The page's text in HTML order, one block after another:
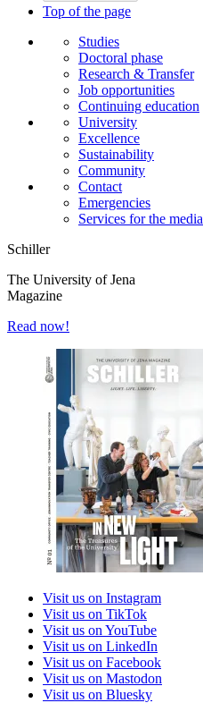
Top of the page
Studies
Doctoral phase
Research & Transfer
Job opportunities
Continuing education
University
Excellence
Sustainability
Community
Contact
Emergencies
Services for the media
Schiller
The University of Jena
Magazine
Read now!
Visit us on Instagram
Visit us on TikTok
Visit us on YouTube
Visit us on LinkedIn
Visit us on Facebook
Visit us on Mastodon
Visit us on Bluesky